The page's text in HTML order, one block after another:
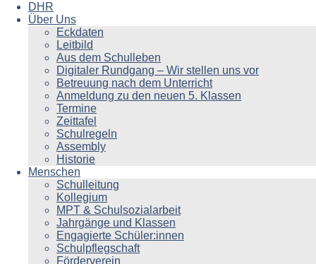
DHR
Über Uns
Eckdaten
Leitbild
Aus dem Schulleben
Digitaler Rundgang – Wir stellen uns vor
Betreuung nach dem Unterricht
Anmeldung zu den neuen 5. Klassen
Termine
Zeittafel
Schulregeln
Assembly
Historie
Menschen
Schulleitung
Kollegium
MPT & Schulsozialarbeit
Jahrgänge und Klassen
Engagierte Schüler:innen
Schulpflegschaft
Förderverein